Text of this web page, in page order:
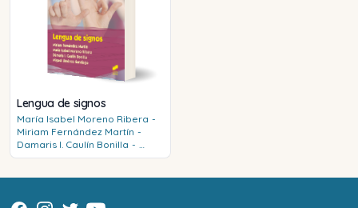
Lengua de signos
María Isabel Moreno Ribera -
Miriam Fernández Martín -
Damaris I. Caulín Bonilla -
Miguel Jiménez Santiago